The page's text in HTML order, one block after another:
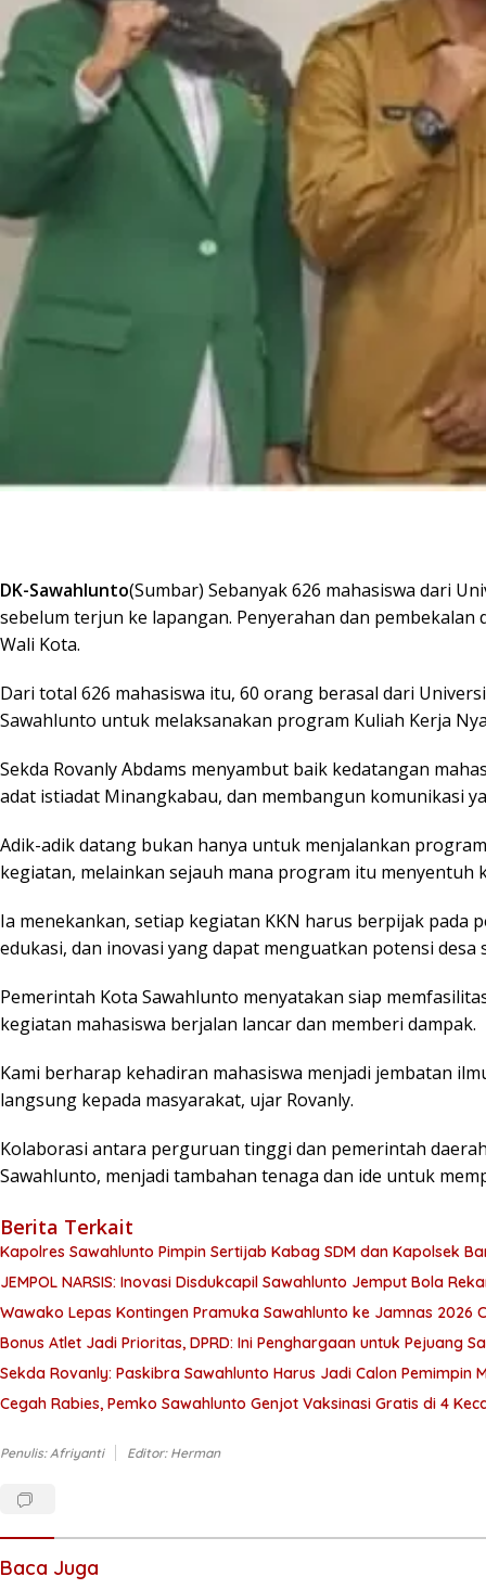
DK-Sawahlunto(Sumbar) Sebanyak 626 mahasiswa dari
sebelum terjun ke lapangan. Penyerahan dan pembekalan
Wali Kota.
Dari total 626 mahasiswa itu, 60 orang berasal dari
Sawahlunto untuk melaksanakan program Kuliah Kerja
Sekda Rovanly Abdams menyambut baik kedatangan
adat istiadat Minangkabau, dan membangun komunikasi
Adik-adik datang bukan hanya untuk menjalankan
kegiatan, melainkan sejauh mana program itu menyentuh
Ia menekankan, setiap kegiatan KKN harus berpijak pada
edukasi, dan inovasi yang dapat menguatkan potensi
Pemerintah Kota Sawahlunto menyatakan siap
kegiatan mahasiswa berjalan lancar dan memberi dampak.
Kami berharap kehadiran mahasiswa menjadi jembatan
langsung kepada masyarakat, ujar Rovanly.
Kolaborasi antara perguruan tinggi dan pemerintah
Sawahlunto, menjadi tambahan tenaga dan ide untuk
Berita Terkait
Kapolres Sawahlunto Pimpin Sertijab Kabag SDM dan Kapolsek
JEMPOL NARSIS: Inovasi Disdukcapil Sawahlunto Jemput Bola
Wawako Lepas Kontingen Pramuka Sawahlunto ke Jamnas 2026
Bonus Atlet Jadi Prioritas, DPRD: Ini Penghargaan untuk Pejuang
Sekda Rovanly: Paskibra Sawahlunto Harus Jadi Calon Pemimpin
Cegah Rabies, Pemko Sawahlunto Genjot Vaksinasi Gratis di 4
Penulis: Afriyanti Editor: Herman
Baca Juga